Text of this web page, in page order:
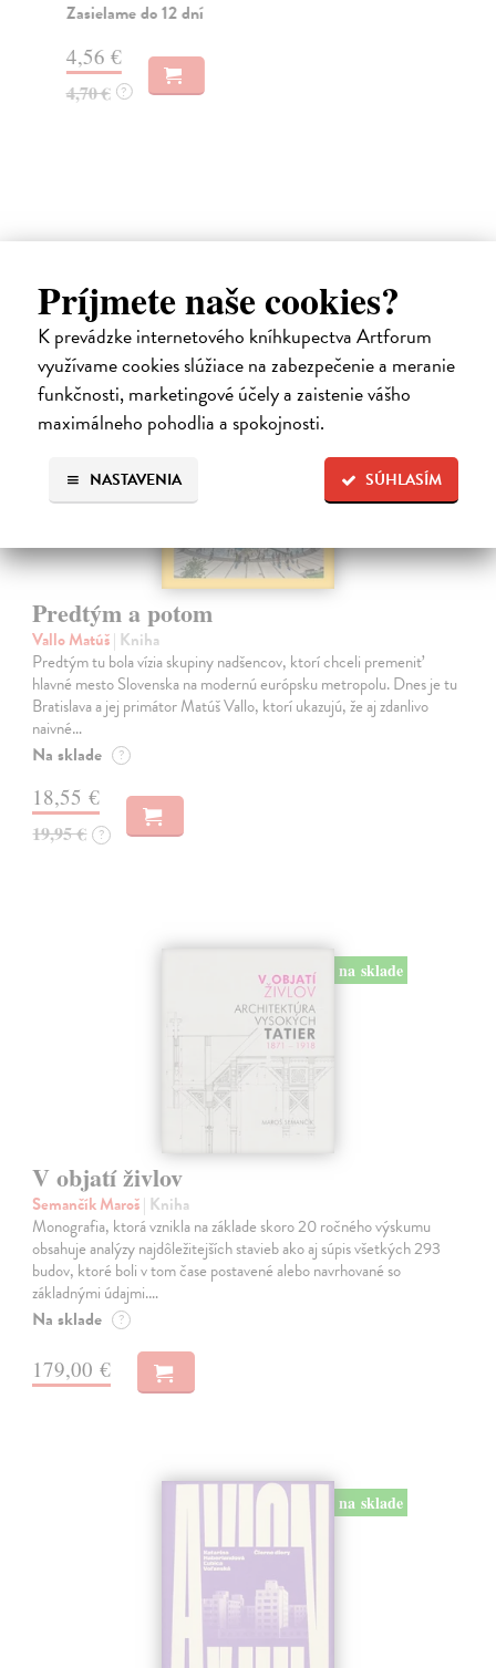
Príjmete naše cookies?
K prevádzke internetového kníhkupectva Artforum
využívame cookies slúžiace na zabezpečenie a meranie
funkčnosti, marketingové účely a zaistenie vášho
maximálneho pohodlia a spokojnosti.
SÚHLASÍM
NASTAVENIA
Zasielame do 12 dní
4,56 €
4,70 € ?
Predtým a potom
Vallo Matúš| Kniha
Predtým tu bola vízia skupiny nadšencov, ktorí chceli premeniť
hlavné mesto Slovenska na modernú európsku metropolu. Dnes je tu
Bratislava a jej primátor Matúš Vallo, ktorí ukazujú, že aj zdanlivo
naivné…
Na sklade ?
18,55 €
19,95 € ?
na sklade
V objatí živlov
Semančík Maroš| Kniha
Monografia, ktorá vznikla na základe skoro 20 ročného výskumu
obsahuje analýzy najdôležitejších stavieb ako aj súpis všetkých 293
budov, ktoré boli v tom čase postavené alebo navrhované so
základnými údajmi.…
Na sklade ?
179,00 €
na sklade